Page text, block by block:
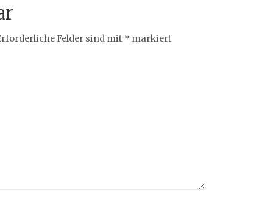
Felder sind mit * markiert